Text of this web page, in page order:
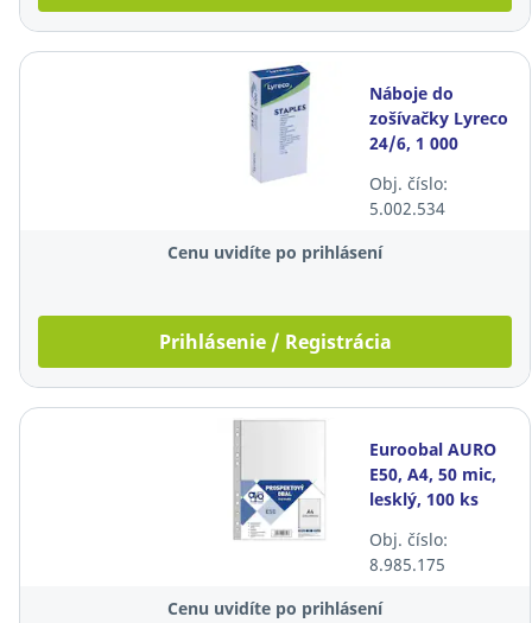
Náboje do
zošívačky Lyreco
24/6, 1 000
Obj. číslo:
5.002.534
Cenu uvidíte po prihlásení
Prihlásenie / Registrácia
Euroobal AURO
E50, A4, 50 mic,
lesklý, 100 ks
Obj. číslo:
8.985.175
Cenu uvidíte po prihlásení